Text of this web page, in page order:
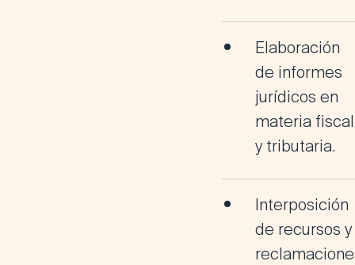
Elaboración
de informes
jurídicos en
materia fiscal
y tributaria.
Interposición
de recursos y